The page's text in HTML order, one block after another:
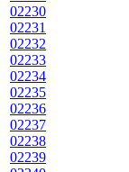
02230
02231
02232
02233
02234
02235
02236
02237
02238
02239